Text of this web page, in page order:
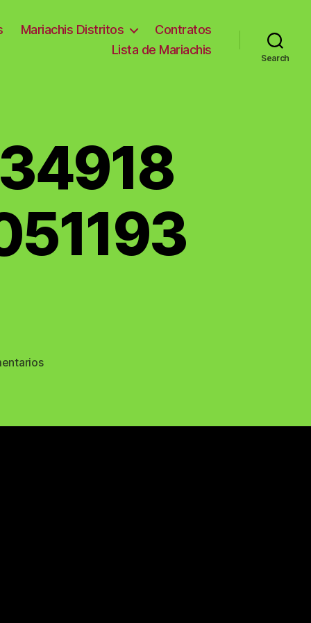
Mariachis Distritos
Contratos
Lista de Mariachis
Search
en